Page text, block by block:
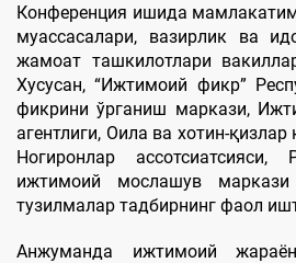
Конференция ишида
муассасалари, вазирлик ва
жамоат ташкилотлари
Хусусан, “Ижтимоий фикр”
фикрини ўрганиш маркази,
агентлиги, Оила ва хотин-
Ногиронлар ассотсиатсияси,
ижтимоий мослашув
тузилмалар тадбирнинг фаол
Анжуманда ижтимоий